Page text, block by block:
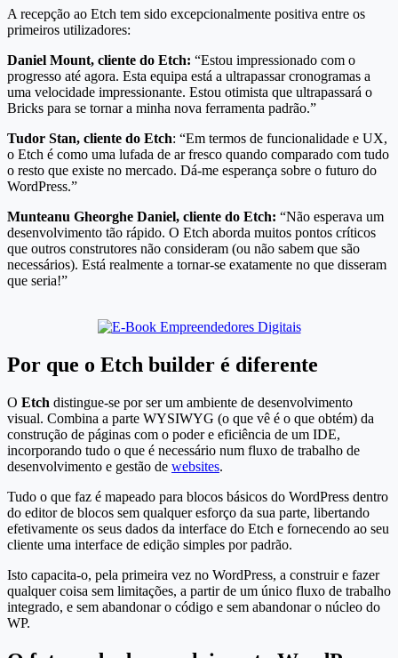
A recepção ao Etch tem sido excepcionalmente positiva entre os
primeiros utilizadores:
Daniel Mount, cliente do Etch: “Estou impressionado com o
progresso até agora. Esta equipa está a ultrapassar cronogramas a
uma velocidade impressionante. Estou otimista que ultrapassará o
Bricks para se tornar a minha nova ferramenta padrão.”
Tudor Stan, cliente do Etch: “Em termos de funcionalidade e UX,
o Etch é como uma lufada de ar fresco quando comparado com tudo
o resto que existe no mercado. Dá-me esperança sobre o futuro do
WordPress.”
Munteanu Gheorghe Daniel, cliente do Etch: “Não esperava um
desenvolvimento tão rápido. O Etch aborda muitos pontos críticos
que outros construtores não consideram (ou não sabem que são
necessários). Está realmente a tornar-se exatamente no que disseram
que seria!”
Por que o Etch builder é diferente
O Etch distingue-se por ser um ambiente de desenvolvimento
visual. Combina a parte WYSIWYG (o que vê é o que obtém) da
construção de páginas com o poder e eficiência de um IDE,
incorporando tudo o que é necessário num fluxo de trabalho de
desenvolvimento e gestão de websites.
Tudo o que faz é mapeado para blocos básicos do WordPress dentro
do editor de blocos sem qualquer esforço da sua parte, libertando
efetivamente os seus dados da interface do Etch e fornecendo ao seu
cliente uma interface de edição simples por padrão.
Isto capacita-o, pela primeira vez no WordPress, a construir e fazer
qualquer coisa sem limitações, a partir de um único fluxo de trabalho
integrado, e sem abandonar o código e sem abandonar o núcleo do
WP.